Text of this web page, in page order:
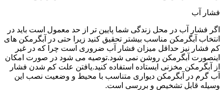
فشار آب
اگر فشار آب در محل زندگی شما پایین تر از حد معمول است باید در
انتخاب آبگرمکن مناسب بیشتر تحقیق کنید زیرا حتی در آبگرمکن های
کم فشار نیز حداقل میزان فشار آب ضروری است چرا که در غیر
اینصورت آبگرمکن روشن نمی شود.توصیه می شود در صورت امکان
از آبگرمکن مخزنی ایستاده استفاده کنید.یافتن علت کم شدن فشار
آب گرم در آبگرمکن دیواری متناسب با محیط و وضعیت نصب این
وسیله قابل تشخیص و بررسی است.